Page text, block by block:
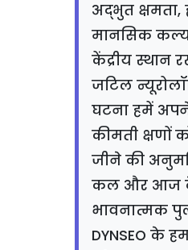
अद्भुत क्षमता,
मानसिक
केंद्रीय स्थान
जटिल
घटना हमें
कीमती क्षणों
जीने की
कल और आज
भावनात्मक
DYNSEO के